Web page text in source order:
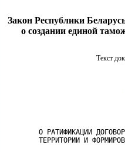
Закон Республики
о создании единой
Текст
О РАТИФИКАЦИИ
ТЕРРИТОРИИ И